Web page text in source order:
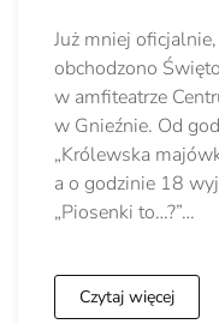
Już mniej
obchodzono
w amfiteatrze
w Gnieźnie. Od
„Królewska
a o godzinie 18
„Piosenki to…?”…
Czytaj więcej